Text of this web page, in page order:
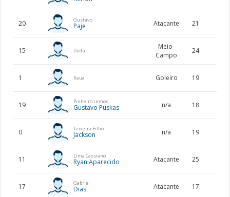
20 Gustavo
Paje Atacante 21
15 Dudu
Meio-
Campo
24
1 Kaua Goleiro 19
19 Pinheiro Lemos
Gustavo Puskas n/a 18
0 Teixeira Filho
Jackson n/a 19
11 Lima Cassiano
Ryan Aparecido Atacante 25
17 Gabriel
Dias Atacante 17